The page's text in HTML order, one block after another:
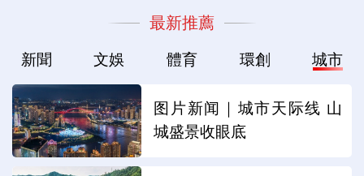
最新推薦
新聞 文娛 體育 環創 城市
图片新闻｜城市天际线 山
城盛景收眼底